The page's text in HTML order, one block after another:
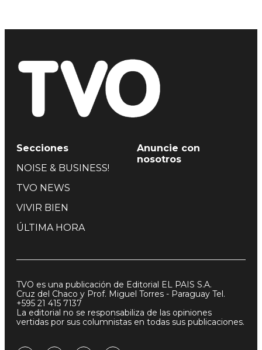
Secciones
NOISE & BUSINESS!
TVO NEWS
VIVIR BIEN
ÚLTIMA HORA
Anuncie con
nosotros
TVO es una publicación de Editorial EL PAIS S.A.
Cruz del Chaco y Prof. Miguel Torres - Paraguay Tel.
+595 21 415 7137
La editorial no se responsabiliza de las opiniones
vertidas por sus columnistas en todas sus publicaciones.